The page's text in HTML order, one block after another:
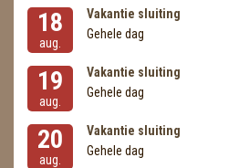
18
aug.
Vakantie sluiting
Gehele dag
19
aug.
Vakantie sluiting
Gehele dag
20
aug.
Vakantie sluiting
Gehele dag